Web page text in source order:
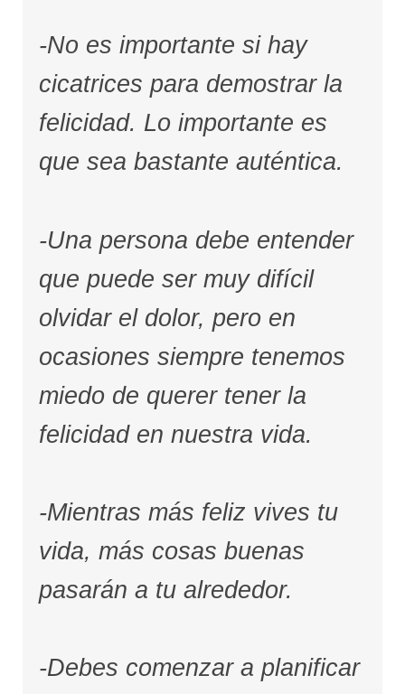
-No es importante si hay
cicatrices para demostrar la
felicidad. Lo importante es
que sea bastante auténtica.
-Una persona debe entender
que puede ser muy difícil
olvidar el dolor, pero en
ocasiones siempre tenemos
miedo de querer tener la
felicidad en nuestra vida.
-Mientras más feliz vives tu
vida, más cosas buenas
pasarán a tu alrededor.
-Debes comenzar a planificar